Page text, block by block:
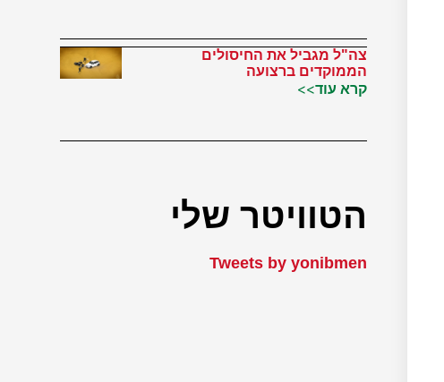
צה"ל מגביל את החיסולים
הממוקדים ברצועה
קרא עוד>>
הטוויטר שלי
Tweets by yonibmen